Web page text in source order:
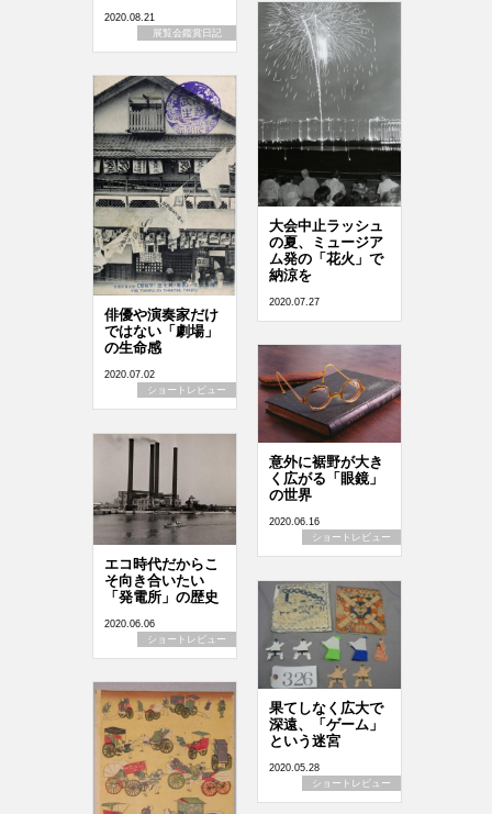
2020.08.21
展覧会鑑賞日記
大会中止ラッシュ
の夏、ミュージア
ム発の「花火」で
納涼を
2020.07.27
俳優や演奏家だけ
ではない「劇場」
の生命感
2020.07.02
ショートレビュー
意外に裾野が大き
く広がる「眼鏡」
の世界
2020.06.16
ショートレビュー
エコ時代だからこ
そ向き合いたい
「発電所」の歴史
2020.06.06
ショートレビュー
果てしなく広大で
深遠、「ゲーム」
という迷宮
2020.05.28
ショートレビュー